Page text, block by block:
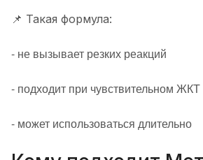
📌 Такая формула:
- не вызывает резких реакций
- подходит при чувствительном ЖКТ
- может использоваться длительно